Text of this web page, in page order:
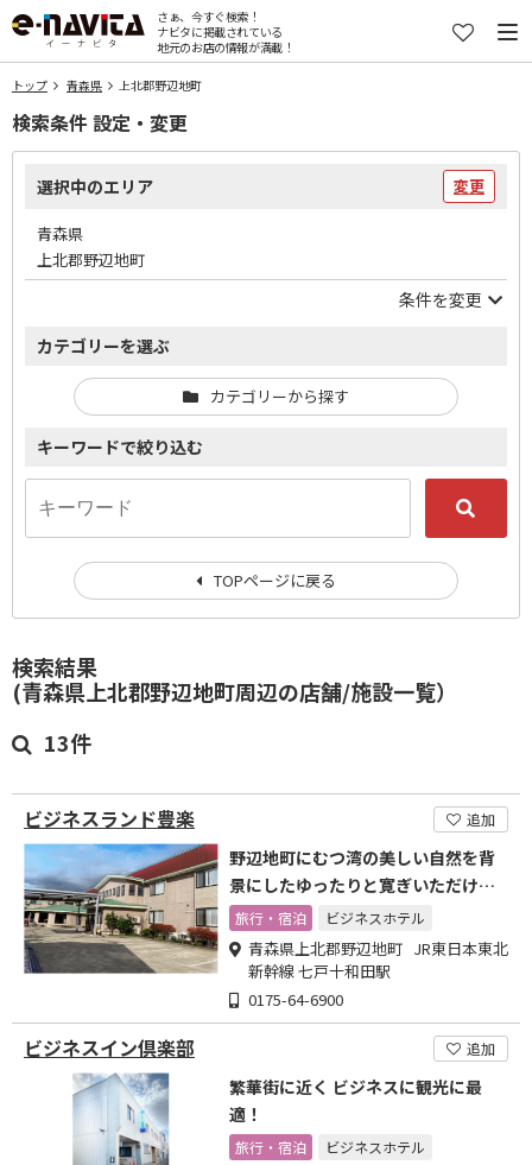
さぁ、今すぐ検索！
ナビタに掲載されている
地元のお店の情報が満載！
トップ 青森県 上北郡野辺地町
検索結果
(青森県上北郡野辺地町周辺の店舗/施設一覧）
13件
ビジネスランド豊楽 追加
野辺地町にむつ湾の美しい自然を背
景にしたゆったりと寛ぎいただける
宿あります。
旅行・宿泊 ビジネスホテル
青森県上北郡野辺地町 JR東日本東北
新幹線 七戸十和田駅
0175-64-6900
ビジネスイン倶楽部 追加
繁華街に近く ビジネスに観光に最
適！
旅行・宿泊 ビジネスホテル
検索条件 設定・変更
選択中のエリア 変更
青森県
上北郡野辺地町
条件を変更
カテゴリーを選ぶ
カテゴリーから探す
キーワードで絞り込む
TOPページに戻る